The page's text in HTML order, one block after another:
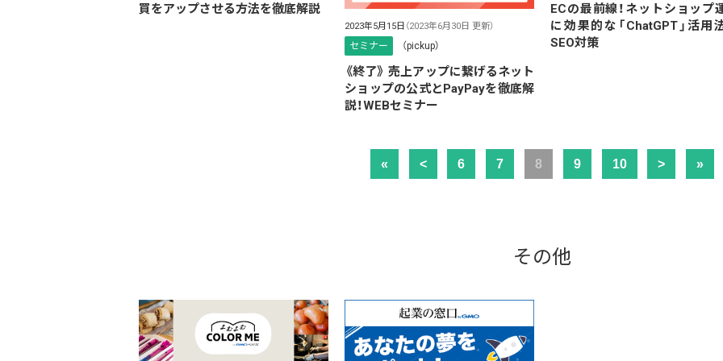
買をアップさせる方法を徹底解説
2023年5月15日 （2023年6月30日 更新）
セミナー （pickup）
《終了》 売上アップに繋げるネット
ショップの公式とPayPayを徹底解
説！WEBセミナー
ECの最前線！ネットショップ
に効果的な「ChatGPT」活用
SEO対策
« < 6 7 8 9 10 > »
その他